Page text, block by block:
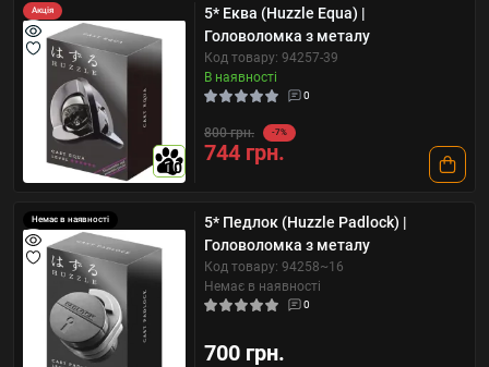
Акція
10
5* Еква (Huzzle Equa) |
Головоломка з металу
Код товару: 94257-39
В наявності
0
800 грн. -7%
744 грн.
Немає в наявності
5* Педлок (Huzzle Padlock) |
Головоломка з металу
Код товару: 94258~16
Немає в наявності
0
700 грн.